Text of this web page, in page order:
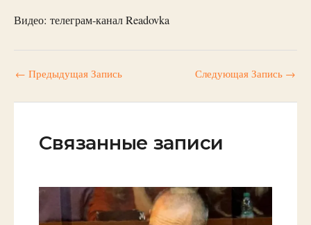
Видео: телеграм-канал Readovka
← Предыдущая Запись Следующая Запись →
Связанные записи